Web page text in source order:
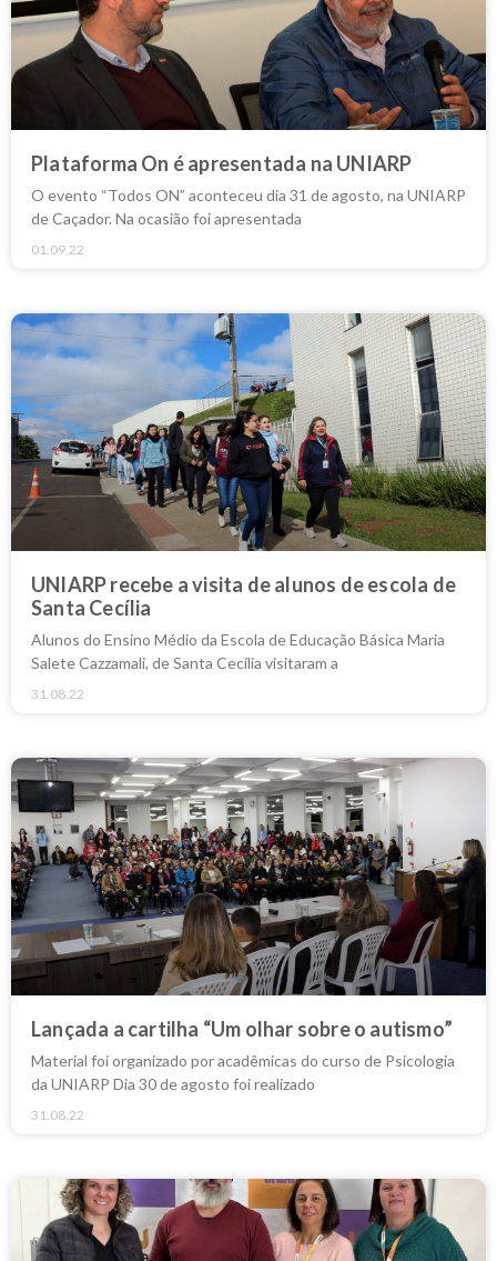
Plataforma On é apresentada na UNIARP
O evento “Todos ON” aconteceu dia 31 de agosto, na UNIARP
de Caçador. Na ocasião foi apresentada
01.09.22
UNIARP recebe a visita de alunos de escola de
Santa Cecília
Alunos do Ensino Médio da Escola de Educação Básica Maria
Salete Cazzamali, de Santa Cecília visitaram a
31.08.22
Lançada a cartilha “Um olhar sobre o autismo”
Material foi organizado por acadêmicas do curso de Psicologia
da UNIARP Dia 30 de agosto foi realizado
31.08.22